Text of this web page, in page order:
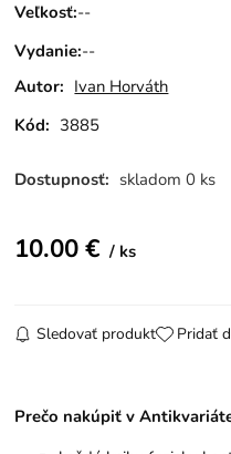
Veľkosť:--
Vydanie:--
Autor: Ivan Horváth
Kód: 3885
Dostupnosť: skladom 0 ks
10.00€ ks
Sledovať produkt Pridať
Prečo nakúpiť v